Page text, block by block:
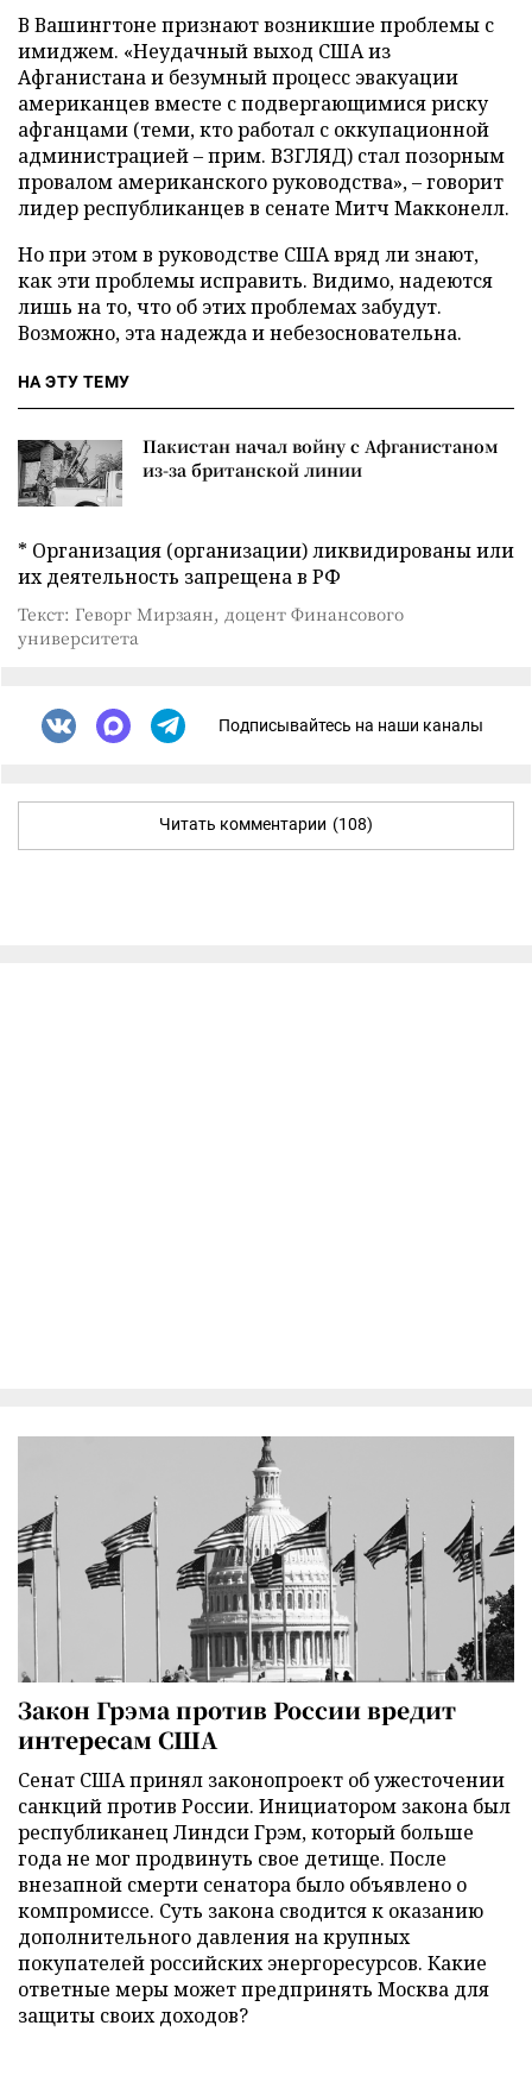
В Вашингтоне признают возникшие проблемы с
имиджем. «Неудачный выход США из
Афганистана и безумный процесс эвакуации
американцев вместе с подвергающимися риску
афганцами (теми, кто работал с оккупационной
администрацией – прим. ВЗГЛЯД) стал позорным
провалом американского руководства», – говорит
лидер республиканцев в сенате Митч Макконелл.
Но при этом в руководстве США вряд ли знают,
как эти проблемы исправить. Видимо, надеются
лишь на то, что об этих проблемах забудут.
Возможно, эта надежда и небезосновательна.
НА ЭТУ ТЕМУ
Пакистан начал войну с Афганистаном
из-за британской линии
* Организация (организации) ликвидированы или
их деятельность запрещена в РФ
Текст: Геворг Мирзаян, доцент Финансового
университета
Подписывайтесь на наши каналы
Читать комментарии (108)
Закон Грэма против России вредит
интересам США
Сенат США принял законопроект об ужесточении
санкций против России. Инициатором закона был
республиканец Линдси Грэм, который больше
года не мог продвинуть свое детище. После
внезапной смерти сенатора было объявлено о
компромиссе. Суть закона сводится к оказанию
дополнительного давления на крупных
покупателей российских энергоресурсов. Какие
ответные меры может предпринять Москва для
защиты своих доходов?